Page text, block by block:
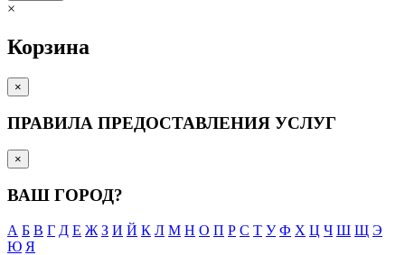
×
Корзина
×
ПРАВИЛА ПРЕДОСТАВЛЕНИЯ УСЛУГ
×
ВАШ ГОРОД?
А Б В Г Д Е Ж З И Й К Л М Н О П Р С Т У Ф Х Ц Ч Ш Щ Э
Ю Я